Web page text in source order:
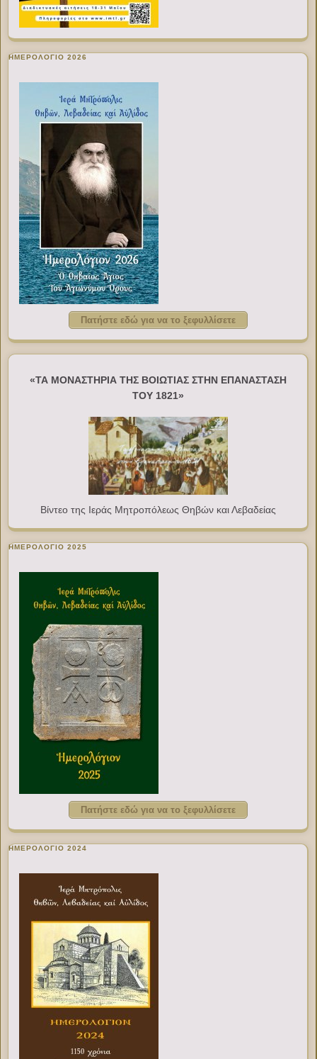
ΗΜΕΡΟΛΟΓΙΟ 2026
Πατήστε εδώ για να το ξεφυλλίσετε
«ΤΑ ΜΟΝΑΣΤΗΡΙΑ ΤΗΣ ΒΟΙΩΤΙΑΣ ΣΤΗΝ ΕΠΑΝΑΣΤΑΣΗ
ΤΟΥ 1821»
Βίντεο της Ιεράς Μητροπόλεως Θηβών και Λεβαδείας
ΗΜΕΡΟΛΟΓΙΟ 2025
Πατήστε εδώ για να το ξεφυλλίσετε
ΗΜΕΡΟΛΟΓΙΟ 2024